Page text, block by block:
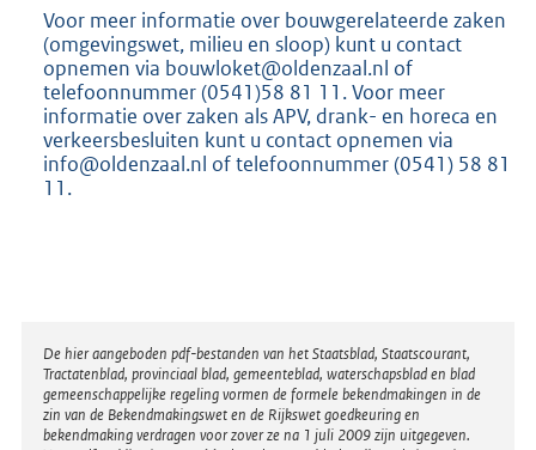
Voor meer informatie over bouwgerelateerde zaken
(omgevingswet, milieu en sloop) kunt u contact
opnemen via bouwloket@oldenzaal.nl of
telefoonnummer (0541)58 81 11. Voor meer
informatie over zaken als APV, drank- en horeca en
verkeersbesluiten kunt u contact opnemen via
info@oldenzaal.nl of telefoonnummer (0541) 58 81
11.
Disclaimer
De hier aangeboden pdf-bestanden van het Staatsblad, Staatscourant,
Tractatenblad, provinciaal blad, gemeenteblad, waterschapsblad en blad
gemeenschappelijke regeling vormen de formele bekendmakingen in de
zin van de Bekendmakingswet en de Rijkswet goedkeuring en
bekendmaking verdragen voor zover ze na 1 juli 2009 zijn uitgegeven.